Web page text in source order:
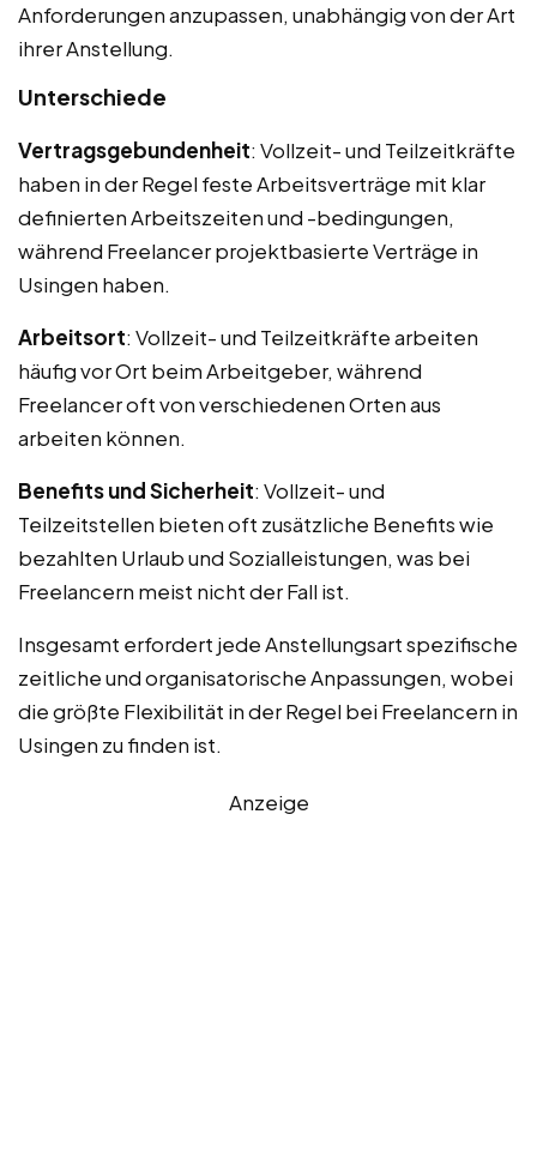
Anforderungen anzupassen, unabhängig von der Art
ihrer Anstellung.
Unterschiede
Vertragsgebundenheit: Vollzeit- und Teilzeitkräfte
haben in der Regel feste Arbeitsverträge mit klar
definierten Arbeitszeiten und -bedingungen,
während Freelancer projektbasierte Verträge in
Usingen haben.
Arbeitsort: Vollzeit- und Teilzeitkräfte arbeiten
häufig vor Ort beim Arbeitgeber, während
Freelancer oft von verschiedenen Orten aus
arbeiten können.
Benefits und Sicherheit: Vollzeit- und
Teilzeitstellen bieten oft zusätzliche Benefits wie
bezahlten Urlaub und Sozialleistungen, was bei
Freelancern meist nicht der Fall ist.
Insgesamt erfordert jede Anstellungsart spezifische
zeitliche und organisatorische Anpassungen, wobei
die größte Flexibilität in der Regel bei Freelancern in
Usingen zu finden ist.
Anzeige